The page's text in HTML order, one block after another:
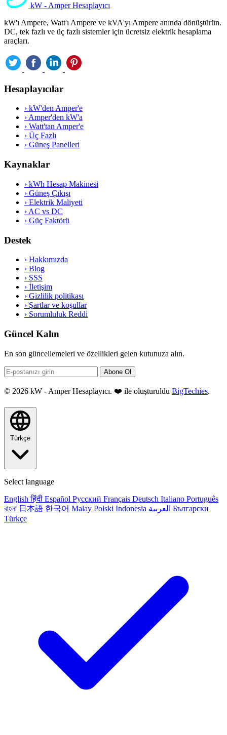
kW - Amper Hesaplayıcı
kW'ı Ampere, Watt'ı Ampere ve kVA'yı Ampere anında dönüştürün.
DC, tek fazlı ve üç fazlı sistemler için ücretsiz elektrik hesaplama
araçları.
Hesaplayıcılar
› kW'den Amper'e
›Amper'den kW'a
› Watt'tan Amper'e
› Üç Fazlı
› Güneş Panelleri
Kaynaklar
› kWh Hesap Makinesi
› Güneş Çıkışı
› Elektrik Maliyeti
› AC vs DC
› Güç Faktörü
Destek
› Hakkımızda
› Blog
› SSS
› İletişim
› Gizlilik politikası
› Şartlar ve koşullar
› Sorumluluk Reddi
Güncel Kalın
En son güncellemeleri ve özellikleri gelen kutunuza alın.
Abone Ol
© 2026 kW - Amper Hesaplayıcı. ❤️ ile oluşturuldu BigTechies.
Türkçe
Select language
English हिंदी Español Русский Français Deutsch Italiano Português
বাংলা 日本語 한국어 Malay Polski Indonesia العربية Български
Türkçe